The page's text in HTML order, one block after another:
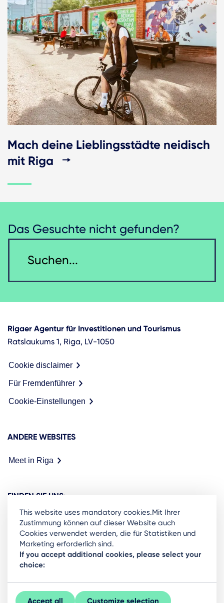
Mach deine Lieblingsstädte neidisch
mit Riga
Das Gesuchte nicht gefunden?
Rigaer Agentur für Investitionen und Tourismus
Ratslaukums 1, Riga, LV-1050
Cookie disclaimer
Für Fremdenführer
Cookie-Einstellungen
ANDERE WEBSITES
Meet in Riga
FINDEN SIE UNS:
Ready to stay in the loop on Rigas business
community? Subscribe to our newsletter.
Sign Up
This website uses mandatory cookies.Mit Ihrer
Zustimmung können auf dieser Website auch
Cookies verwendet werden, die für Statistiken und
Marketing erforderlich sind.
If you accept additional cookies, please select your
choice:
Accept all Customize selection